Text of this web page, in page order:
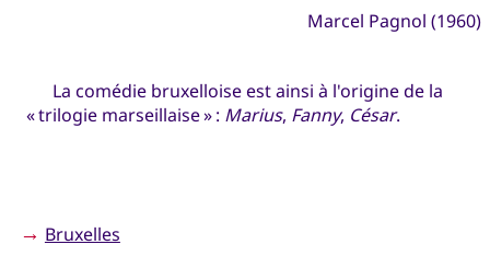
Marcel Pagnol (1960)
La comédie bruxelloise est ainsi à l'origine de la
« trilogie marseillaise » : Marius, Fanny, César.
→ Bruxelles